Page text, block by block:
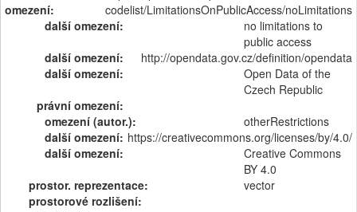
omezení:
codelist/LimitationsOnPublicAccess/noLimitations
další omezení:
no limitations to
public access
další omezení:
http://opendata.gov.cz/definition/opendata
další omezení:
Open Data of the
Czech Republic
právní omezení:
omezení (autor.):
otherRestrictions
další omezení: https://creativecommons.org/licenses/by/4.0/
další omezení:
Creative Commons
BY 4.0
prostor. reprezentace:
vector
prostorové rozlišení: